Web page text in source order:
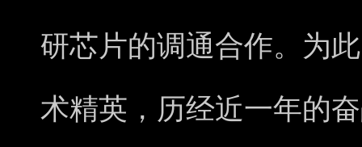
研芯片的调通合作。为
术精英，历经近一年的